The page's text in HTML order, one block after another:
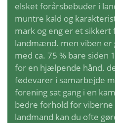
elsket forårsbebuder i
muntre kald og
mark og eng er et
landmænd. men viben er
med ca. 75 % bare siden
for en hjælpende hånd.
fødevarer i samarbejde
forening sat gang i en
bedre forhold for
landmand kan du ofte